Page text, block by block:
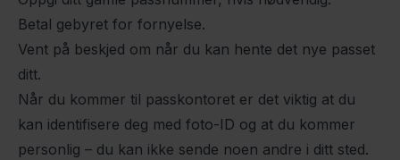
Betal gebyret for fornyelse.
Vent på beskjed om når du kan hente det nye passet
ditt.
Når du kommer til passkontoret er det viktig at du
kan identifisere deg med foto-ID og at du kommer
personlig – du kan ikke sende noen andre i ditt sted.